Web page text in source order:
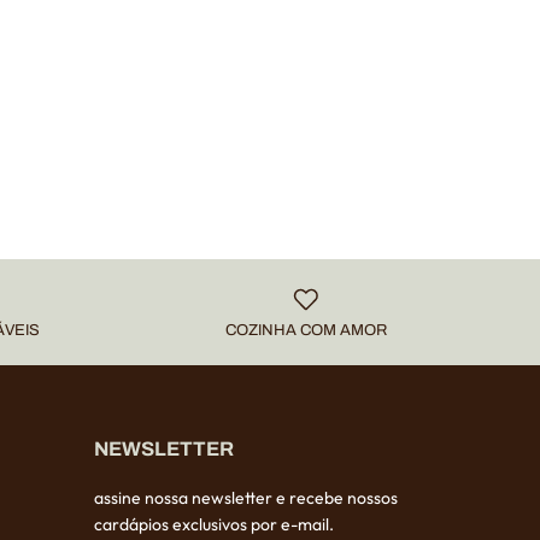
COZINHA COM AMOR
NEWSLETTER
assine nossa newsletter e recebe nossos
cardápios exclusivos por e-mail.